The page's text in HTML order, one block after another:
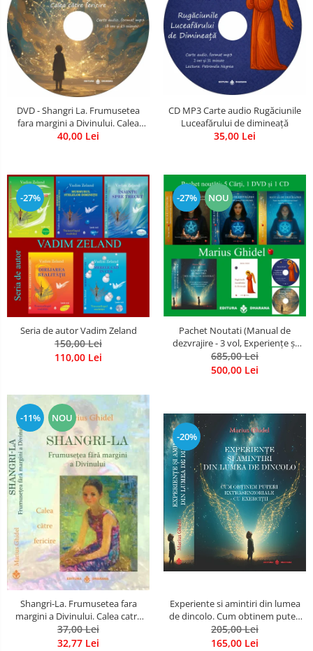
DVD - Shangri La. Frumusetea
fara margini a Divinului. Calea
catre fericire
40,00 Lei
CD MP3 Carte audio Rugăciunile
Luceafărului de dimineață
35,00 Lei
-27%
Seria de autor Vadim Zeland
150,00 Lei
110,00 Lei
-27% NOU
Pachet Noutati (Manual de
dezvrajire - 3 vol, Experiențe și
amintiri, Rugăciunile
Luceafarului de dimineata) -
685,00 Lei
500,00 Lei
-11% NOU
Shangri-La. Frumusetea fara
margini a Divinului. Calea catre
fericire
37,00 Lei
32,77 Lei
-20%
Experiente si amintiri din lumea
de dincolo. Cum obtinem puteri
extrasenzoriale - cu exercitii
205,00 Lei
165,00 Lei